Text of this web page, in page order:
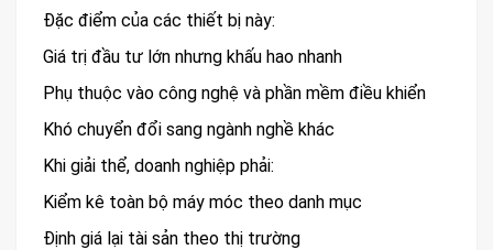
Đặc điểm của các thiết bị này:
Giá trị đầu tư lớn nhưng khấu hao nhanh
Phụ thuộc vào công nghệ và phần mềm điều khiển
Khó chuyển đổi sang ngành nghề khác
Khi giải thể, doanh nghiệp phải:
Kiểm kê toàn bộ máy móc theo danh mục
Định giá lại tài sản theo thị trường